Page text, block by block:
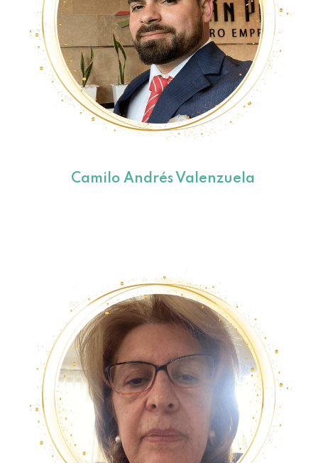
Camilo Andrés Valenzuela